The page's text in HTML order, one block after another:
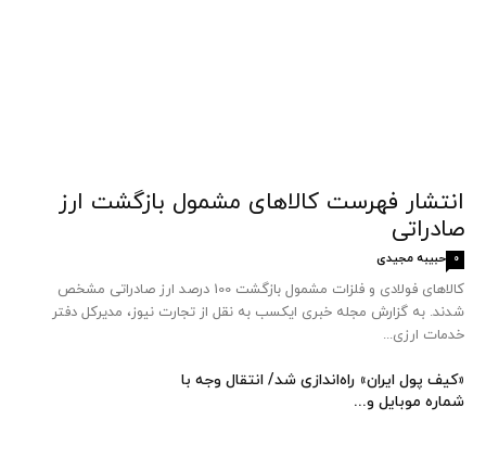
انتشار فهرست کالاهای مشمول بازگشت ارز
صادراتی
حبیبه مجیدی 0
کالاهای فولادی و فلزات مشمول بازگشت 100 درصد ارز صادراتی مشخص
شدند. به گزارش مجله خبری ایکسب به نقل از تجارت نیوز، مدیرکل دفتر
خدمات ارزی...
«کیف پول ایران» راه‌اندازی شد/ انتقال وجه با
شماره موبایل و...